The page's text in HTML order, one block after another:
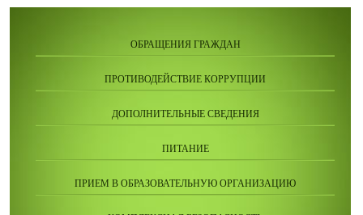
ОБРАЩЕНИЯ ГРАЖДАН
ПРОТИВОДЕЙСТВИЕ КОРРУПЦИИ
ДОПОЛНИТЕЛЬНЫЕ СВЕДЕНИЯ
ПИТАНИЕ
ПРИЕМ В ОБРАЗОВАТЕЛЬНУЮ ОРГАНИЗАЦИЮ